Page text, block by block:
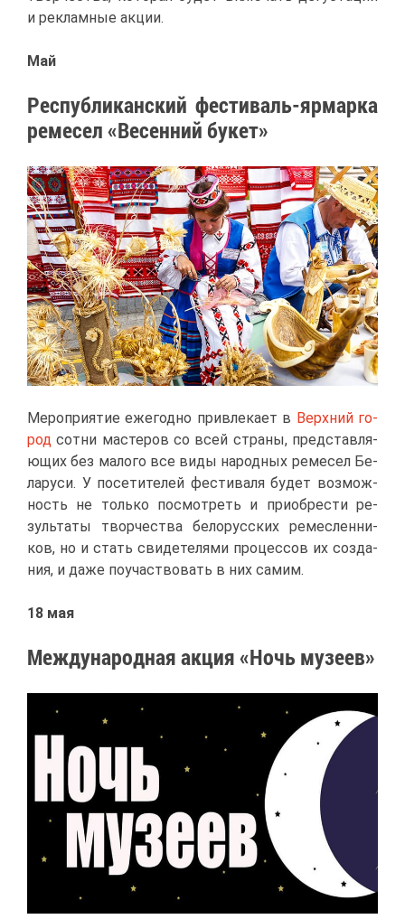
и ре­клам­ные ак­ции.
Май
Рес­пуб­ли­кан­ский фе­сти­валь-яр­мар­ка
ре­ме­сел «Ве­сен­ний бу­кет»
Ме­ро­при­я­тие еже­год­но при­вле­ка­ет в Верх­ний го­
род сот­ни ма­сте­ров со всей стра­ны, пред­став­ля­
ю­щих без ма­ло­го все ви­ды на­род­ных ре­ме­сел Бе­
ла­ру­си. У по­се­ти­те­лей фе­сти­ва­ля бу­дет воз­мож­
ность не толь­ко по­смот­реть и при­об­ре­сти ре­
зуль­та­ты твор­че­ства бе­ло­рус­ских ре­мес­лен­ни­
ков, но и стать сви­де­те­ля­ми про­цес­сов их со­зда­
ния, и да­же по­участ­во­вать в них са­мим.
18 мая
Меж­ду­на­род­ная ак­ция «Ночь му­зеев»